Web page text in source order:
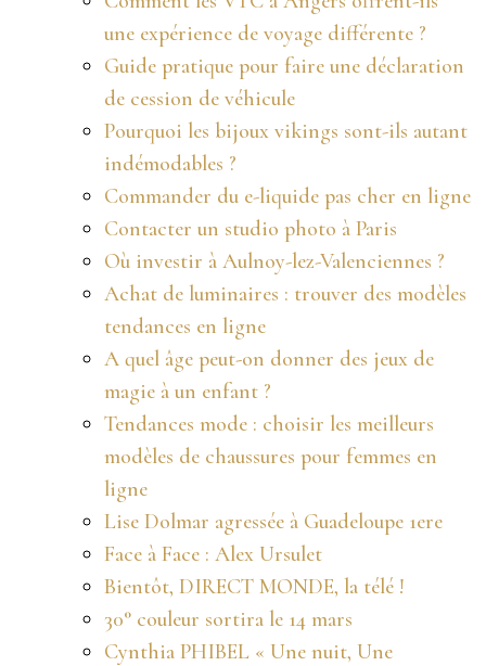
une expérience de voyage différente ?
Guide pratique pour faire une déclaration
de cession de véhicule
Pourquoi les bijoux vikings sont-ils autant
indémodables ?
Commander du e-liquide pas cher en ligne
Contacter un studio photo à Paris
Où investir à Aulnoy-lez-Valenciennes ?
Achat de luminaires : trouver des modèles
tendances en ligne
A quel âge peut-on donner des jeux de
magie à un enfant ?
Tendances mode : choisir les meilleurs
modèles de chaussures pour femmes en
ligne
Lise Dolmar agressée à Guadeloupe 1ere
Face à Face : Alex Ursulet
Bientôt, DIRECT MONDE, la télé !
30° couleur sortira le 14 mars
Cynthia PHIBEL « Une nuit, Une